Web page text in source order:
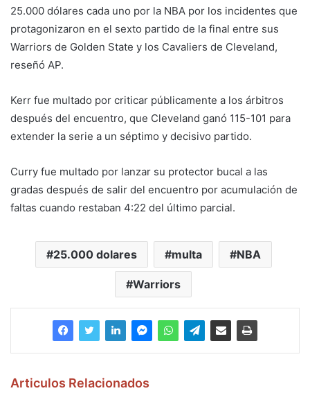
25.000 dólares cada uno por la NBA por los incidentes que
protagonizaron en el sexto partido de la final entre sus
Warriors de Golden State y los Cavaliers de Cleveland,
reseñó AP.
Kerr fue multado por criticar públicamente a los árbitros
después del encuentro, que Cleveland ganó 115-101 para
extender la serie a un séptimo y decisivo partido.
Curry fue multado por lanzar su protector bucal a las
gradas después de salir del encuentro por acumulación de
faltas cuando restaban 4:22 del último parcial.
25.000 dolares multa NBA
Warriors
Articulos Relacionados